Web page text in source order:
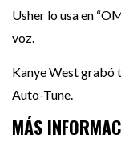
Usher lo usa en
voz.
Kanye West grabó
Auto-Tune.
MÁS